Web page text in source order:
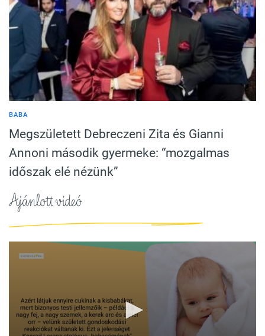
BABA
Megszületett Debreczeni Zita és Gianni
Annoni második gyermeke: “mozgalmas
időszak elé nézünk”
Ajánlott videó